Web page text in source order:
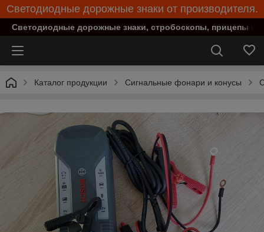
Светодиодные дорожные знаки от производителя.
Светодиодные дорожные знаки, стробоскопы, прицепы
Каталог продукции Сигнальные фонари и конусы